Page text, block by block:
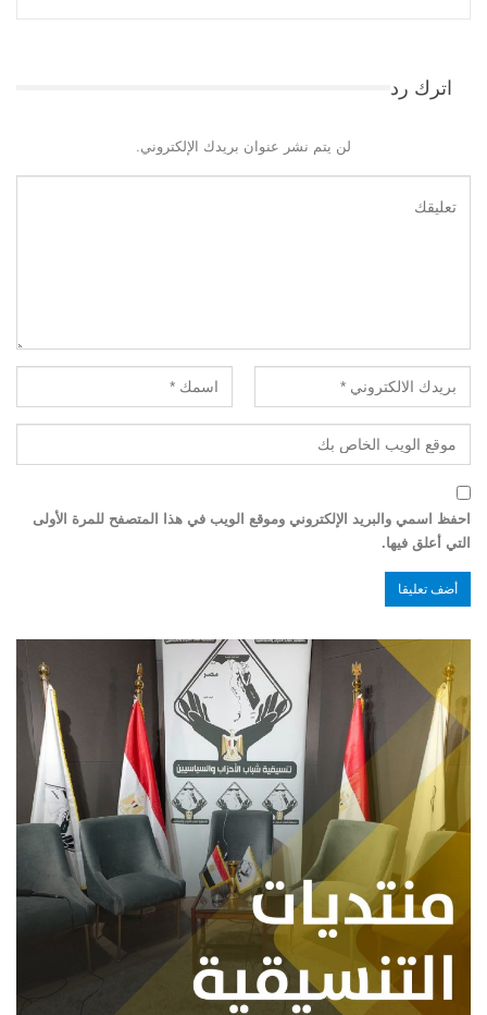
اترك رد
لن يتم نشر عنوان بريدك الإلكتروني.
احفظ اسمي والبريد الإلكتروني وموقع الويب في هذا المتصفح للمرة الأولى
التي أعلق فيها.